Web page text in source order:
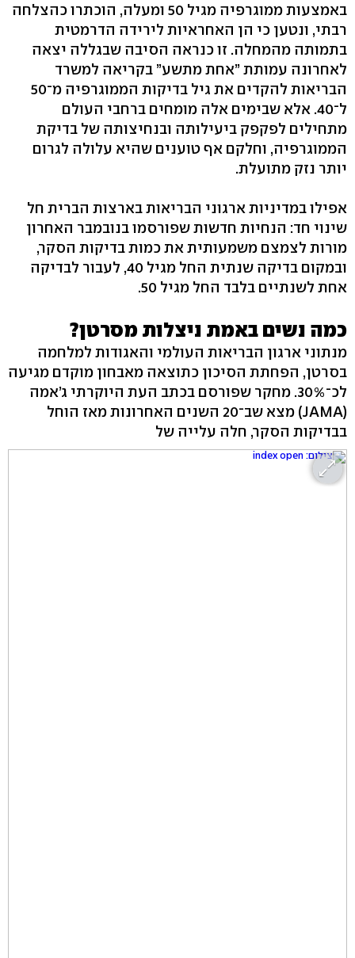
באמצעות ממוגרפיה מגיל 50 ומעלה, הוכתרו כהצלחה
רבתי, ונטען כי הן האחראיות לירידה הדרמטית
בתמותה מהמחלה. זו כנראה הסיבה שבגללה יצאה
לאחרונה עמותת ”אחת מתשע” בקריאה למשרד
הבריאות להקדים את גיל בדיקות הממוגרפיה מ־50
ל־40. אלא שבימים אלה מומחים ברחבי העולם
מתחילים לפקפק ביעילותה ובנחיצותה של בדיקת
הממוגרפיה, וחלקם אף טוענים שהיא עלולה לגרום
יותר נזק מתועלת.
אפילו במדיניות ארגוני הבריאות בארצות הברית חל
שינוי חד: הנחיות חדשות שפורסמו בנובמבר האחרון
מורות לצמצם משמעותית את כמות בדיקות הסקר,
ובמקום בדיקה שנתית החל מגיל 40, לעבור לבדיקה
אחת לשנתיים בלבד החל מגיל 50.
כמה נשים באמת ניצלות מסרטן?
מנתוני ארגון הבריאות העולמי והאגודות למלחמה
בסרטן, הפחתת הסיכון כתוצאה מאבחון מוקדם מגיעה
לכ־30%. מחקר שפורסם בכתב העת היוקרתי ג’אמה
(JAMA) מצא שב־20 השנים האחרונות מאז הוחל
בבדיקות הסקר, חלה עלייה של